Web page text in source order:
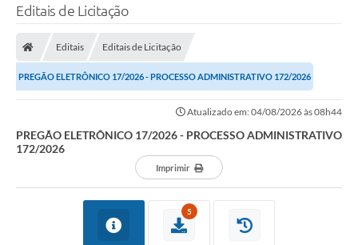
Editais de Licitação
Editais Editais de Licitação
PREGÃO ELETRÔNICO 17/2026 - PROCESSO ADMINISTRATIVO 172/2026
Atualizado em: 04/08/2026 às 08h44
PREGÃO ELETRÔNICO 17/2026 - PROCESSO ADMINISTRATIVO
172/2026
Imprimir
5